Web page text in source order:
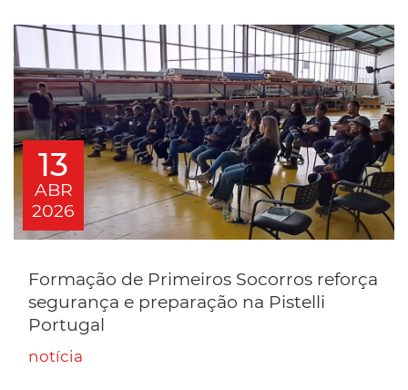
13
ABR
2026
Formação de Primeiros Socorros reforça
segurança e preparação na Pistelli
Portugal
notícia